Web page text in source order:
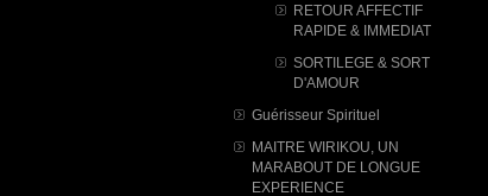
RETOUR AFFECTIF
RAPIDE & IMMEDIAT
SORTILEGE & SORT
D'AMOUR
Guérisseur Spirituel
MAITRE WIRIKOU, UN
MARABOUT DE LONGUE
EXPERIENCE